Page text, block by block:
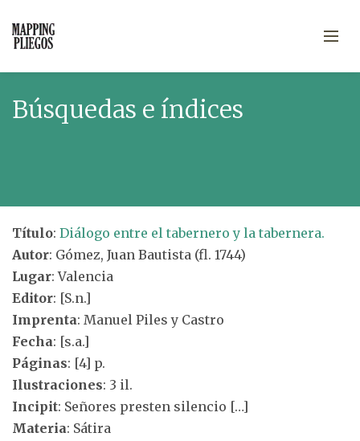
Búsquedas e índices
Título: Diálogo entre el tabernero y la tabernera.
Autor: Gómez, Juan Bautista (fl. 1744)
Lugar: Valencia
Editor: [S.n.]
Imprenta: Manuel Piles y Castro
Fecha: [s.a.]
Páginas: [4] p.
Ilustraciones: 3 il.
Incipit: Señores presten silencio […]
Materia: Sátira